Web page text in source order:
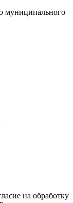
муниципального
на обработку